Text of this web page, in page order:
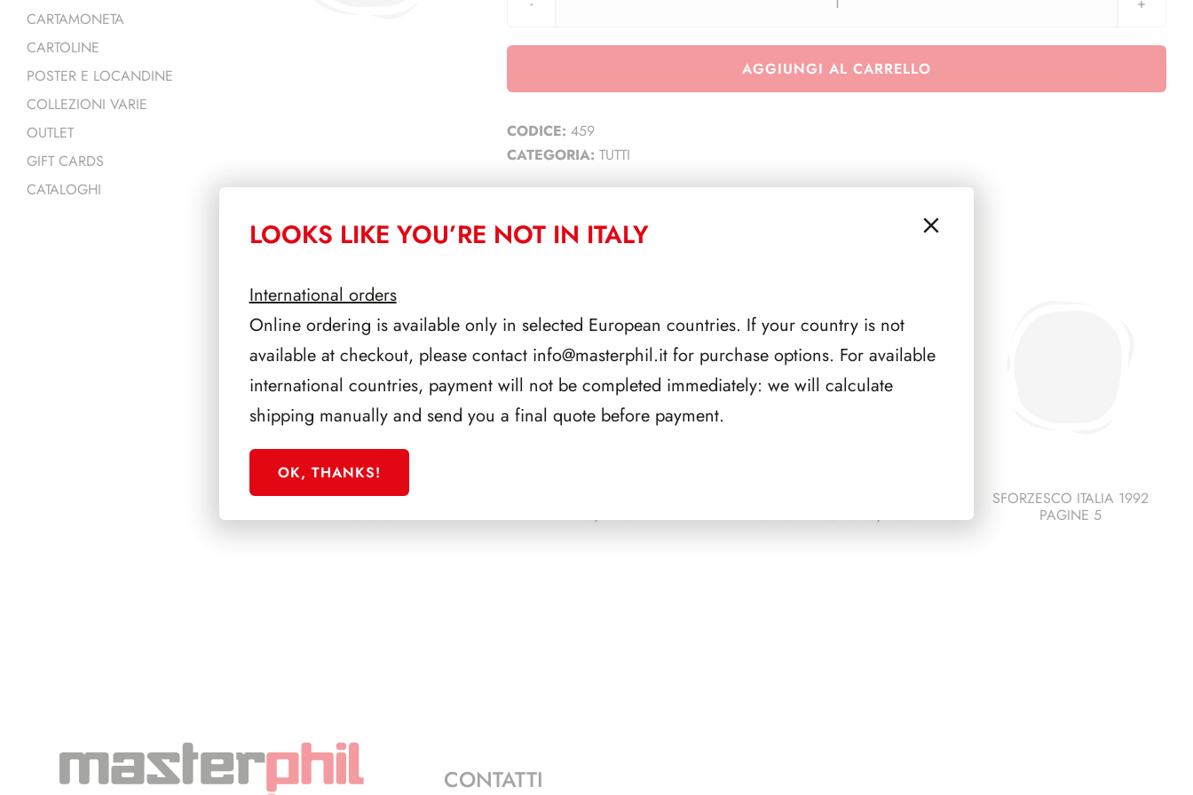
Levante
quantità
AGGIUNGI AL CARRELLO
CODICE: 459
CATEGORIA: TUTTI
PRODOTTI CORRELATI
SFORZESCO ITALIA 1988
PAGINE 3
1945/1948
NAPOLITANO 2006/2013
SFORZESCO ITALIA 1992
PAGINE 5
CARTAMONETA
CARTOLINE
POSTER E LOCANDINE
COLLEZIONI VARIE
OUTLET
GIFT CARDS
CATALOGHI
CONTATTI
LOOKS LIKE YOU’RE NOT IN ITALY
International orders
Online ordering is available only in selected European countries. If your country is not
available at checkout, please contact info@masterphil.itfor purchase options. For available
international countries, payment will not be completed immediately: we will calculate
shipping manually and send you a final quote before payment.
OK, THANKS!